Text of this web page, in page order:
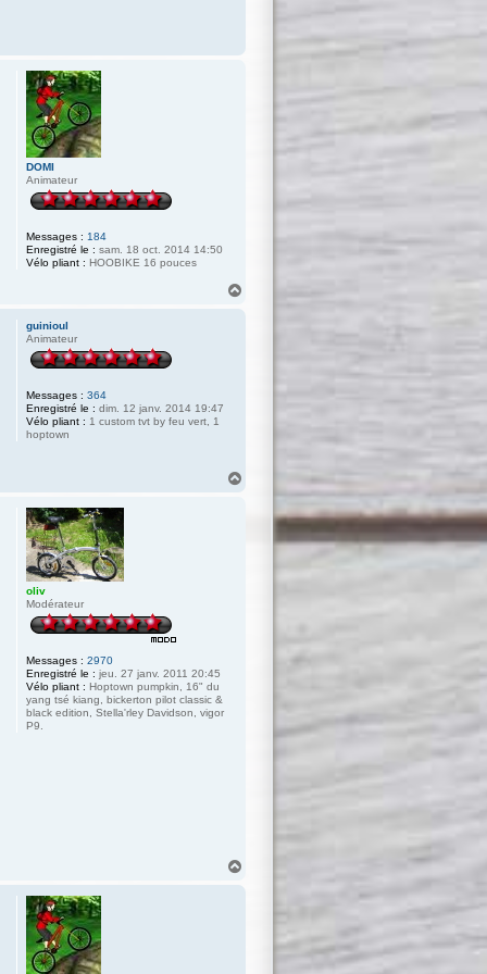
DOMI
Animateur
Messages : 184
Enregistré le : sam. 18 oct. 2014 14:50
Vélo pliant : HOOBIKE 16 pouces
guinioul
Animateur
Messages : 364
Enregistré le : dim. 12 janv. 2014 19:47
Vélo pliant : 1 custom tvt by feu vert, 1
hoptown
oliv
Modérateur
Messages : 2970
Enregistré le : jeu. 27 janv. 2011 20:45
Vélo pliant : Hoptown pumpkin, 16" du
yang tsé kiang, bickerton pilot classic &
black edition, Stella'rley Davidson, vigor
P9.